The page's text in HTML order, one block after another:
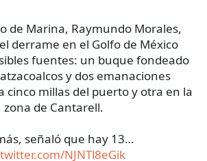
de Marina, Raymundo Morales,
derrame en el Golfo de México
fuentes: un buque fondeado
y dos emanaciones
cinco millas del puerto y otra en la
zona de Cantarell.
señaló que hay 13…
NJNTl8eGik